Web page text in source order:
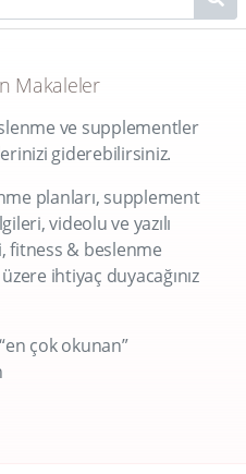
Makaleler
ve supplementler
giderebilirsiniz.
planları, supplement
videolu ve yazılı
fitness & beslenme
ihtiyaç duyacağınız
çok okunan”